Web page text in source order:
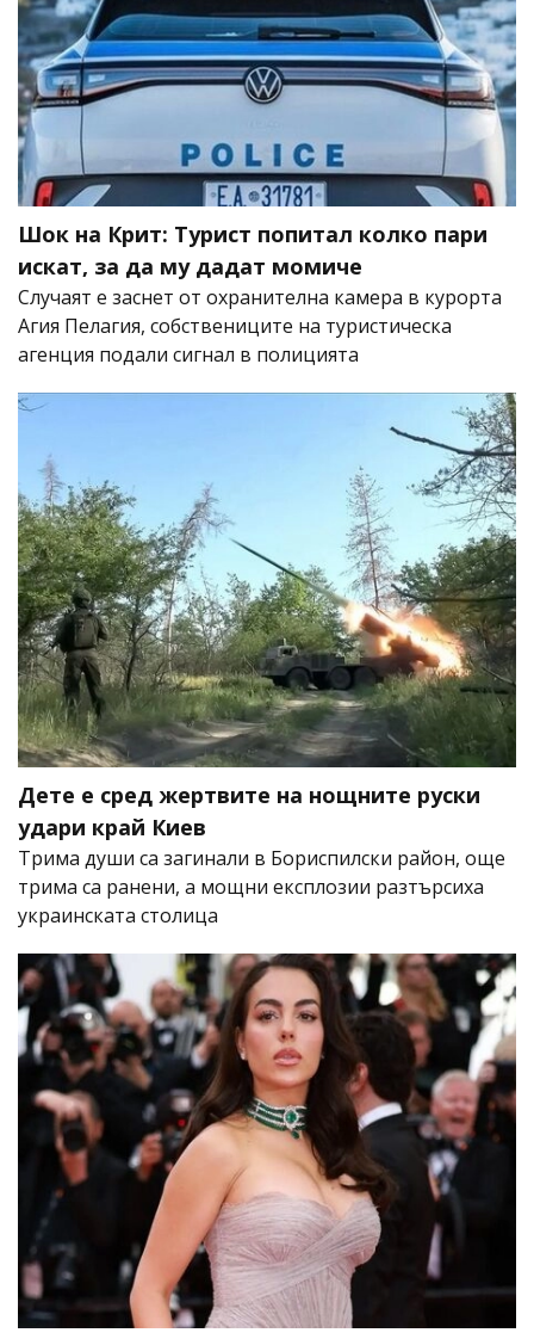
Шок на Крит: Турист попитал колко пари
искат, за да му дадат момиче
Случаят е заснет от охранителна камера в курорта
Агия Пелагия, собствениците на туристическа
агенция подали сигнал в полицията
Дете е сред жертвите на нощните руски
удари край Киев
Трима души са загинали в Бориспилски район, още
трима са ранени, а мощни експлозии разтърсиха
украинската столица